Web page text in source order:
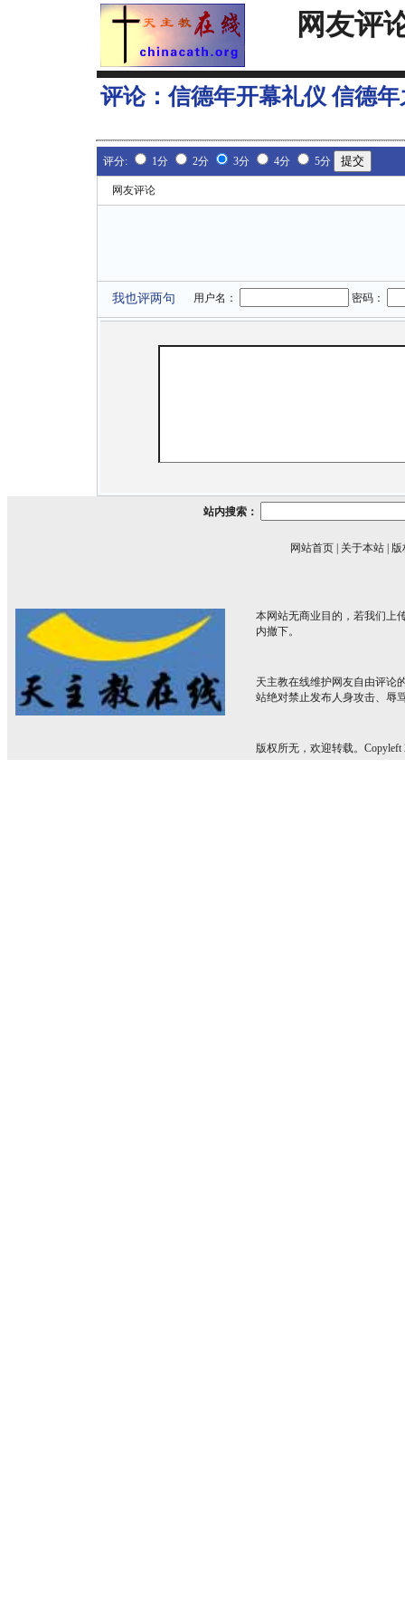
网友评
评论：信德年开幕礼仪 信德年
评分: 1分 2分 3分 4分 5分
网友评论
我也评两句 用户名： 密码：
站内搜索：
网站首页 关于本站 版
本网站无商业目的，若我们上
内撤下。
天主教在线维护网友自由评论
站绝对禁止发布人身攻击、辱
版权所无，欢迎转载。